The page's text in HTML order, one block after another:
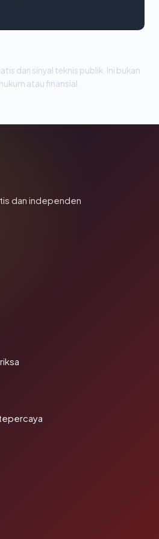
dari sinyal teknis publik. Ini bukan
atau finansial.
dan independen